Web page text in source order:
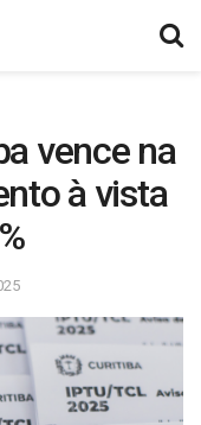
vence na
à vista